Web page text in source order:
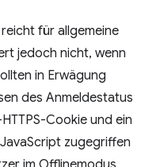
für allgemeine
jedoch nicht, wenn
in Erwägung
des Anmeldestatus
Cookie und ein
zugegriffen